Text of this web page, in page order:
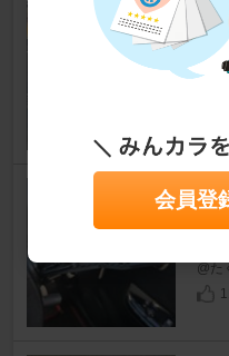
-
アル
警
NA
@た
会員登